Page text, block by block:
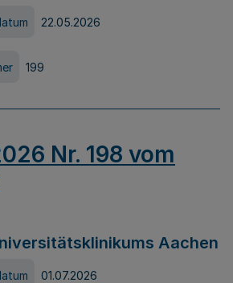
22.05.2026
199
Nr. 198 vom
Aachen
01.07.2026